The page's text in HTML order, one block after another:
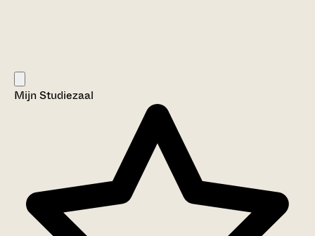
Oud-rechterlijke archieven van Ottoland
Categorie:
Mijn Studiezaal